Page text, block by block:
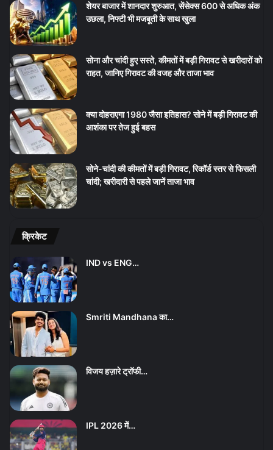
शेयर बाजार में शानदार शुरुआत, सेंसेक्स 600 से अधिक अंक
उछला, निफ्टी भी मजबूती के साथ खुला
सोना और चांदी हुए सस्ते, कीमतों में बड़ी गिरावट से खरीदारों को
राहत, जानिए गिरावट की वजह और ताजा भाव
क्या दोहराएगा 1980 जैसा इतिहास? सोने में बड़ी गिरावट की
आशंका पर तेज हुई बहस
सोने-चांदी की कीमतों में बड़ी गिरावट, रिकॉर्ड स्तर से फिसली
चांदी; खरीदारी से पहले जानें ताजा भाव
क्रिकेट
IND vs ENG…
Smriti Mandhana का…
विजय हज़ारे ट्रॉफी…
IPL 2026 में…